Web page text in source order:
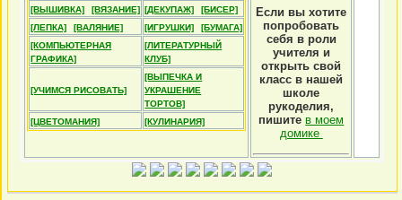
[ВЫШИВКА] [ВЯЗАНИЕ] [ДЕКУПАЖ]
[БИСЕР]
[ЛЕПКА]
[ВАЛЯНИЕ] [ИГРУШКИ]
[БУМАГА]
[КОМПЬЮТЕРНАЯ
ГРАФИКА]
[ЛИТЕРАТУРНЫЙ
КЛУБ]
[УЧИМСЯ РИСОВАТЬ]
[ВЫПЕЧКА И
УКРАШЕНИЕ
ТОРТОВ]
[ЦВЕТОМАНИЯ]
[КУЛИНАРИЯ]
Если вы хотите
попробовать
себя в роли
учителя и
открыть свой
класс в нашей
школе
рукоделия,
пишите в моем
домике